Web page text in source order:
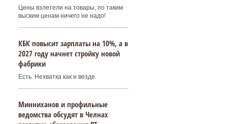
Цены взлетели на товары, по таким
выским ценам ничего не надо!
КБК повысит зарплаты на 10%, а в
2027 году начнет стройку новой
фабрики
Есть. Нехватка как и везде.
Минниханов и профильные
ведомства обсудят в Челнах